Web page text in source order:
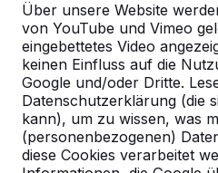
Über unsere Website
von YouTube und Vimeo
eingebettetes Video
keinen Einfluss auf die
Google und/oder Dritte.
Datenschutzerklärung (die
kann), um zu wissen, was
(personenbezogenen)
diese Cookies verarbeitet
Können die Produkte
mit Werbung
Ist es unbedingt
unter dem Tisch eine
Fläche vorhanden ist,
nicht einsinkt?